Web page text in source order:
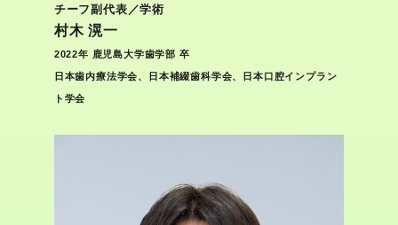
チーフ副代表／学術
村木 滉一
2022年 鹿児島大学歯学部 卒
日本歯内療法学会、日本補綴歯科学会、日本口腔インプラン
ト学会